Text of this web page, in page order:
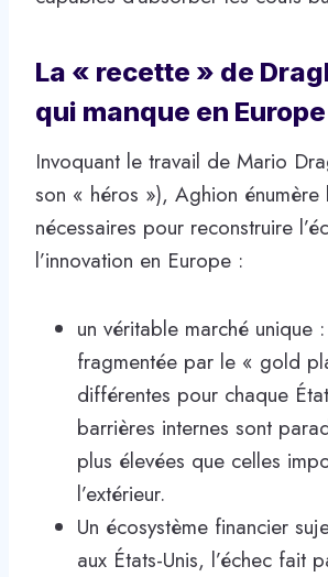
La « recette » de
qui manque en Europe
Invoquant le travail de Mario
son « héros »), Aghion énumère
nécessaires pour reconstruire
l’innovation en Europe :
un véritable marché unique
fragmentée par le « gold
différentes pour chaque
barrières internes sont
plus élevées que celles
l’extérieur.
Un écosystème financier
aux États-Unis, l’échec fait